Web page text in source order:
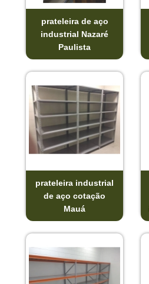
prateleira de aço
industrial Nazaré
Paulista
prateleira industrial
de aço cotação
Mauá